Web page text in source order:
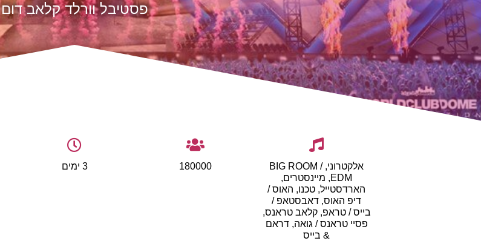
פסטיבל וורלד קלאב דום
אלקטרוני, BIG ROOM /
EDM, מיינסטרים,
הארדסטייל, טכנו, האוס /
דיפ האוס, דאבסטאפ /
בייס / טראפ, קלאב טראנס,
פסיי טראנס / גואה, דראם
& בייס
180000 3 ימים